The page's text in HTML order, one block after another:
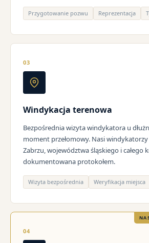
Przygotowanie pozwu Reprezentacja
03
Windykacja terenowa
Bezpośrednia wizyta windykatora u
moment przełomowy. Nasi windykatorzy
Zabrzu, województwa śląskiego i całego
dokumentowana protokołem.
Wizyta bezpośrednia Weryfikacja miejsca
04